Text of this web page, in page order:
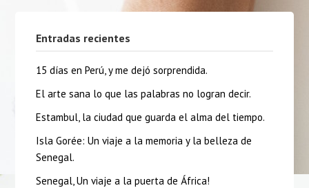
Entradas recientes
15 días en Perú, y me dejó sorprendida.
El arte sana lo que las palabras no logran decir.
Estambul, la ciudad que guarda el alma del tiempo.
Isla Gorée: Un viaje a la memoria y la belleza de
Senegal.
Senegal, Un viaje a la puerta de África!